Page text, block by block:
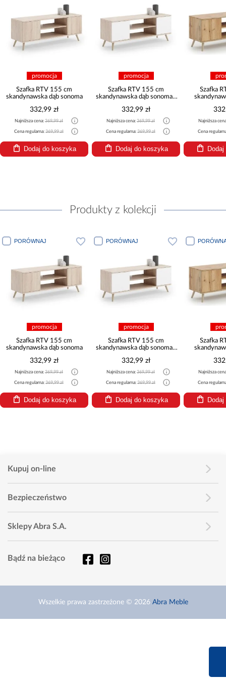
promocja
Szafka RTV 155 cm
skandynawska dąb sonoma
332,99 zł
Najniższa cena: 369,99 zł
Cena regularna: 369,99 zł
Dodaj do koszyka
promocja
Szafka RTV 155 cm
skandynawska dąb sonoma -
332,99 zł
Najniższa cena: 369,99 zł
Cena regularna: 369,99 zł
Dodaj do koszyka
Szafka
Najniższa
Cena
Produkty z kolekcji
PORÓWNAJ
promocja
Szafka RTV 155 cm
skandynawska dąb sonoma
332,99 zł
Najniższa cena: 369,99 zł
Cena regularna: 369,99 zł
Dodaj do koszyka
PORÓWNAJ
promocja
Szafka RTV 155 cm
skandynawska dąb sonoma -
332,99 zł
Najniższa cena: 369,99 zł
Cena regularna: 369,99 zł
Dodaj do koszyka
Szafka
Najniższa
Cena
Kupuj on-line
Bezpieczeństwo
Sklepy Abra S.A.
Bądź na bieżąco
Wszelkie prawa zastrzeżone © 2026 Abra Meble